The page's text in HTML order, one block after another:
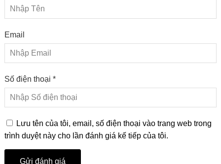
Email
Số điện thoại *
Lưu tên của tôi, email, số điện thoại vào trang web trong
trình duyệt này cho lần đánh giá kế tiếp của tôi.